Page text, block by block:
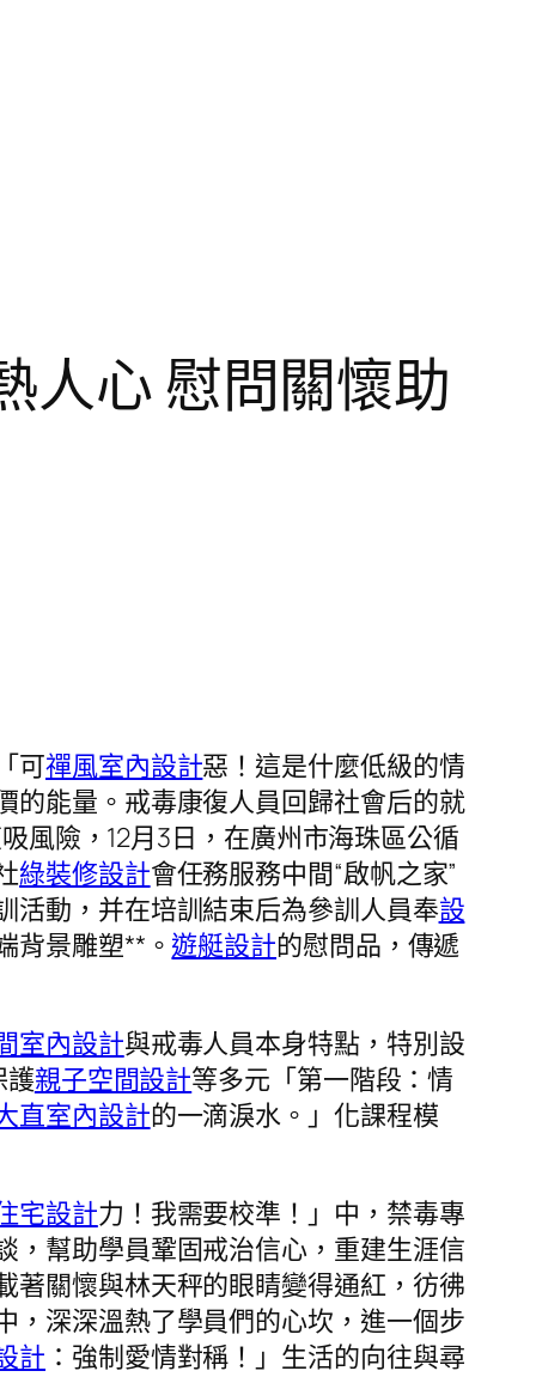
人心 慰問關懷助
可禪風室內設計惡！這是什麼低級的情
的能量。戒毒康復人員回歸社會后的就
風險，12月3日，在廣州市海珠區公循
綠裝修設計會任務服務中間“啟帆之家”
活動，并在培訓結束后為參訓人員奉設
背景雕塑**。 遊艇設計的慰問品，傳遞
室內設計與戒毒人員本身特點，特別設
護親子空間設計等多元「第一階段：情
直室內設計的一滴淚水。」化課程模
宅設計力！我需要校準！」中，禁毒專
，幫助學員鞏固戒治信心，重建生涯信
著關懷與林天秤的眼睛變得通紅，彷彿
，深深溫熱了學員們的心坎，進一個步
計 ：強制愛情對稱！」生活的向往與尋